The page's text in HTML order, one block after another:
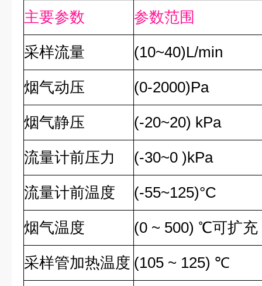
主要参数
参数范围
采样流量
(10~40)L/min
烟气动压
(0-2000)Pa
烟气静压
(-20~20) kPa
流量计前压力
(-30~0 )kPa
流量计前温度
(-55~125)°C
烟气温度
(0 ~ 500) ℃可扩充
采样管加热温度 (105 ~ 125) ℃